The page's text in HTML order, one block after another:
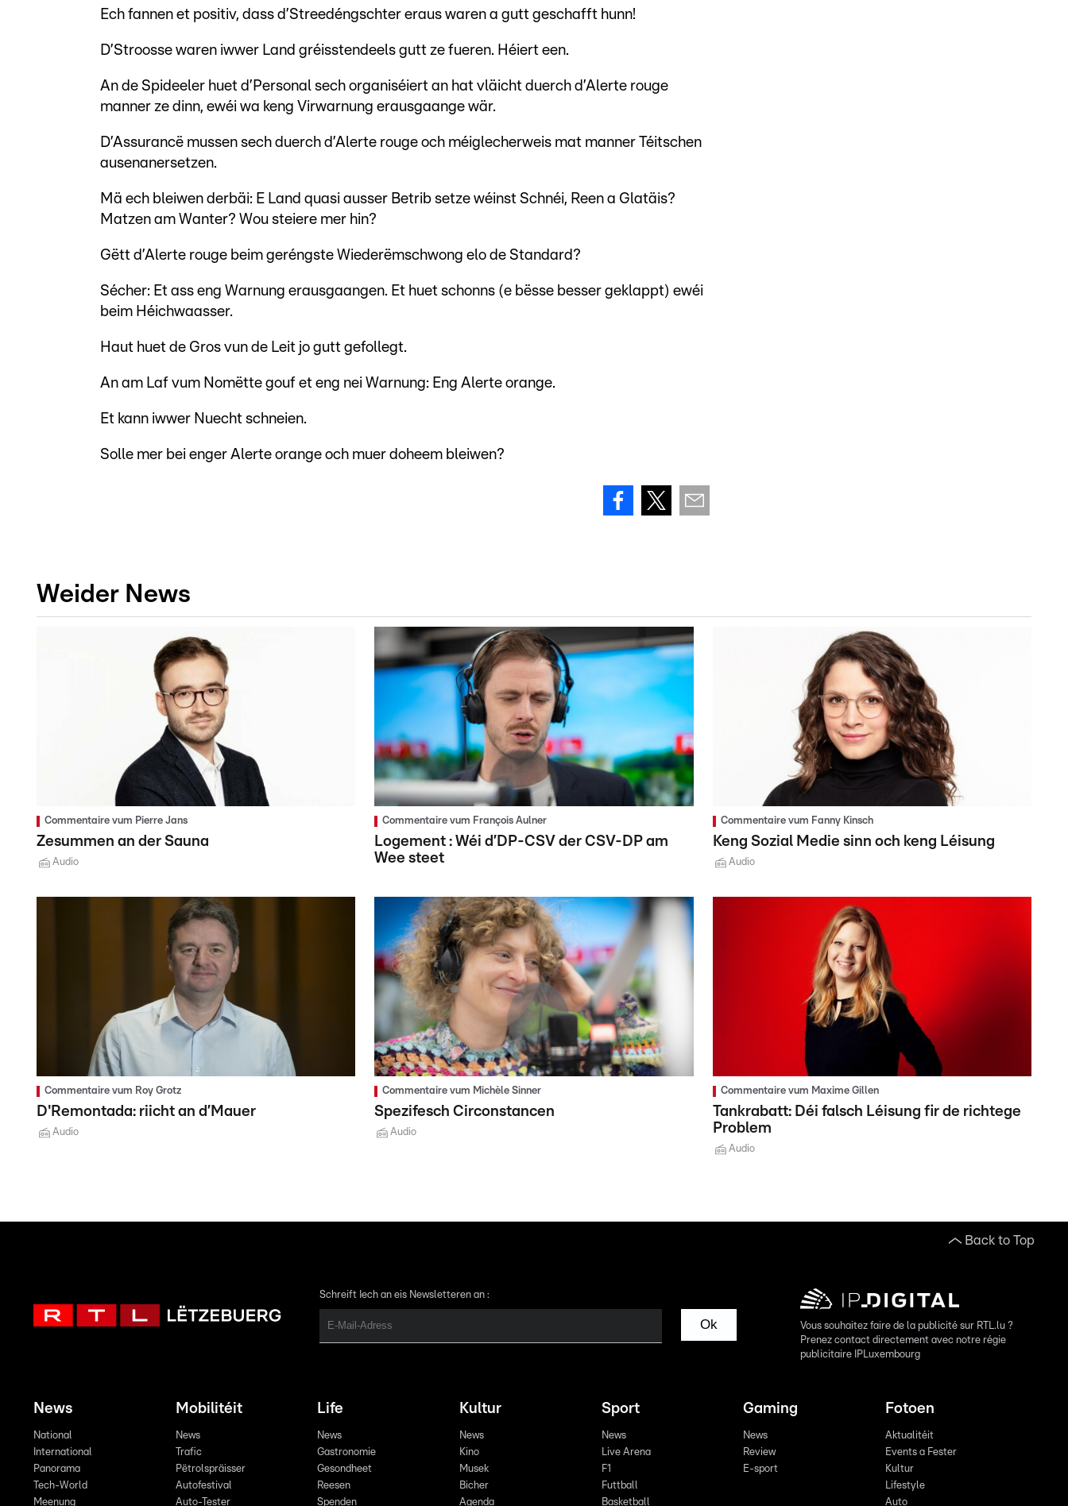
Ech fannen et positiv, dass d’Streedéngschter eraus waren a gutt geschafft hunn!
D’Stroosse waren iwwer Land gréisstendeels gutt ze fueren. Héiert een.
An de Spideeler huet d’Personal sech organiséiert an hat vläicht duerch d’Alerte rouge
manner ze dinn, ewéi wa keng Virwarnung erausgaange wär.
D’Assurancë mussen sech duerch d’Alerte rouge och méiglecherweis mat manner Téitschen
ausenanersetzen.
Mä ech bleiwen derbäi: E Land quasi ausser Betrib setze wéinst Schnéi, Reen a Glatäis?
Matzen am Wanter? Wou steiere mer hin?
Gëtt d’Alerte rouge beim geréngste Wiederëmschwong elo de Standard?
Sécher: Et ass eng Warnung erausgaangen. Et huet schonns (e bësse besser geklappt) ewéi
beim Héichwaasser.
Haut huet de Gros vun de Leit jo gutt gefollegt.
An am Laf vum Nomëtte gouf et eng nei Warnung: Eng Alerte orange.
Et kann iwwer Nuecht schneien.
Solle mer bei enger Alerte orange och muer doheem bleiwen?
Weider News
Commentaire vum Pierre Jans
Zesummen an der Sauna
Audio
Commentaire vum François Aulner
Logement : Wéi d’DP-CSV der CSV-DP am
Wee steet
Commentaire vum Fanny Kinsch
Keng Sozial Medie sinn och keng Léisung
Audio
Commentaire vum Roy Grotz
D'Remontada: riicht an d’Mauer
Audio
Commentaire vum Michèle Sinner
Spezifesch Circonstancen
Audio
Commentaire vum Maxime Gillen
Tankrabatt: Déi falsch Léisung fir de richtege
Problem
Audio
Back to Top
Schreift Iech an eis Newsletteren an :
Ok
Vous souhaitez faire de la publicité sur RTL.lu ?
Prenez contact directement avec notre régie
publicitaire IPLuxembourg
News
National
International
Panorama
Tech-World
Meenung
Mobilitéit
News
Trafic
Pëtrolspräisser
Autofestival
Auto-Tester
Life
News
Gastronomie
Gesondheet
Reesen
Spenden
Kultur
News
Kino
Musek
Bicher
Agenda
Sport
News
Live Arena
F1
Futtball
Basketball
Gaming
News
Review
E-sport
Fotoen
Aktualitéit
Events a Fester
Kultur
Lifestyle
Auto